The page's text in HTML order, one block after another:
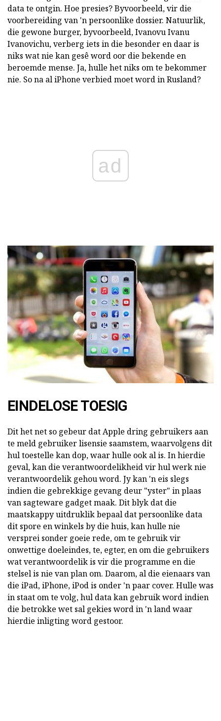
data te ontgin. Hoe presies? Byvoorbeeld, vir die
voorbereiding van 'n persoonlike dossier. Natuurlik,
die gewone burger, byvoorbeeld, Ivanovu Ivanu
Ivanovichu, verberg iets in die besonder en daar is
niks wat nie kan gesê word oor die bekende en
beroemde mense. Ja, hulle het niks om te bekommer
nie. So na al iPhone verbied moet word in Rusland?
ad
EINDELOSE TOESIG
Dit het net so gebeur dat Apple dring gebruikers aan
te meld gebruiker lisensie saamstem, waarvolgens dit
hul toestelle kan dop, waar hulle ook al is. In hierdie
geval, kan die verantwoordelikheid vir hul werk nie
verantwoordelik gehou word. Jy kan 'n eis slegs
indien die gebrekkige gevang deur "yster" in plaas
van sagteware gadget maak. Dit blyk dat die
maatskappy uitdruklik bepaal dat persoonlike data
dit spore en winkels by die huis, kan hulle nie
versprei sonder goeie rede, om te gebruik vir
onwettige doeleindes, te, egter, en om die gebruikers
wat verantwoordelik is vir die programme en die
stelsel is nie van plan om. Daarom, al die eienaars van
die iPad, iPhone, iPod is onder 'n paar cover. Hulle was
in staat om te volg, hul data kan gebruik word indien
die betrokke wet sal gekies word in 'n land waar
hierdie inligting word gestoor.